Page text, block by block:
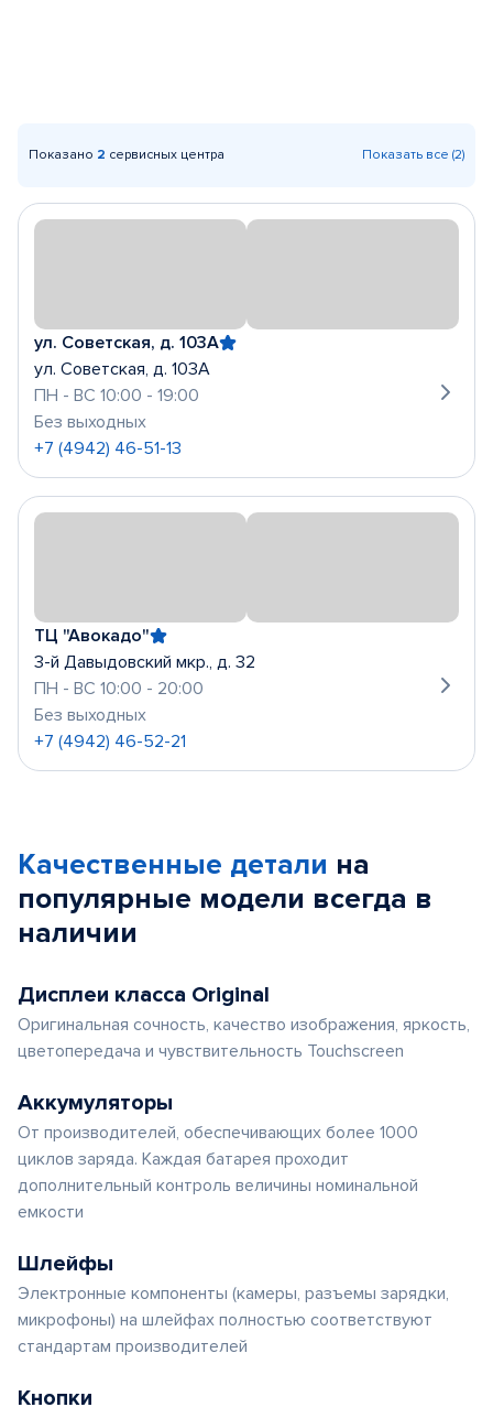
Показано 2 сервисных центра Показать все (2)
ул. Советская, д. 103А
ул. Советская, д. 103А
ПН - ВС 10:00 - 19:00
Без выходных
+7 (4942) 46-51-13
ТЦ "Авокадо"
3-й Давыдовский мкр., д. 32
ПН - ВС 10:00 - 20:00
Без выходных
+7 (4942) 46-52-21
Качественные детали на
популярные модели всегда в
наличии
Дисплеи класса Original
Оригинальная сочность, качество изображения, яркость,
цветопередача и чувствительность Touchscreen
Аккумуляторы
От производителей, обеспечивающих более 1000
циклов заряда. Каждая батарея проходит
дополнительный контроль величины номинальной
емкости
Шлейфы
Электронные компоненты (камеры, разъемы зарядки,
микрофоны) на шлейфах полностью соответствуют
стандартам производителей
Кнопки